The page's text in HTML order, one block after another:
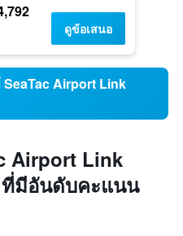
ดูข้อเสนอ
Airport Link
Airport Link
มีอันดับคะแนน